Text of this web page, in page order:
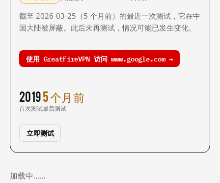
截至 2026-03-25（5 个月前）的最近一次测试，它在中
国大陆被屏蔽。此后未再测试，情况可能已发生变化。
使用 GreatFireVPN 访问 www.google.com →
2019
首次测试
5 个月前
最后测试
立即测试
加载中……